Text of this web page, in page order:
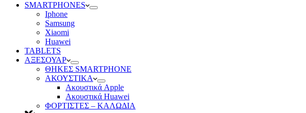
SMARTPHONES
Iphone
Samsung
Xiaomi
Huawei
TABLETS
ΑΞΕΣΟΥΑΡ
ΘΗΚΕΣ SMARTPHONE
ΑΚΟΥΣΤΙΚΑ
Ακουστικά Apple
Ακουστικά Huawei
ΦΟΡΤΙΣΤΕΣ – ΚΑΛΩΔΙΑ